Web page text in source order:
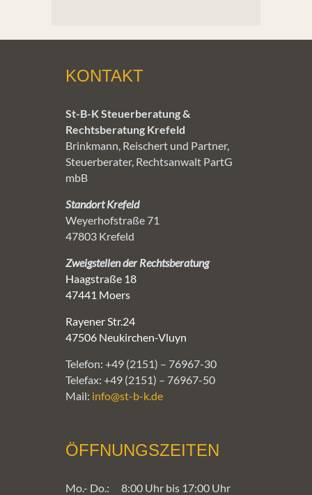
KONTAKT
St-B-K Steuerberatung &
Rechtsberatung Krefeld
Brinkmann, Reischert und Partner,
Steuerberater, Rechtsanwalt PartG
mbB
Standort Krefeld
Weyerhofstraße 71
47803 Krefeld
Zweigstellen der Rechtsberatung
Haagstraße 18
47441 Moers
Rayener Str.24
47506 Neukirchen-Vluyn
Telefon: +49 (2151) – 76967-30
Telefax: +49 (2151) – 76967-50
Mail: info@st-b-k.de
ÖFFNUNGSZEITEN
Mo.- Do.:
8:00 Uhr bis 17:00 Uhr